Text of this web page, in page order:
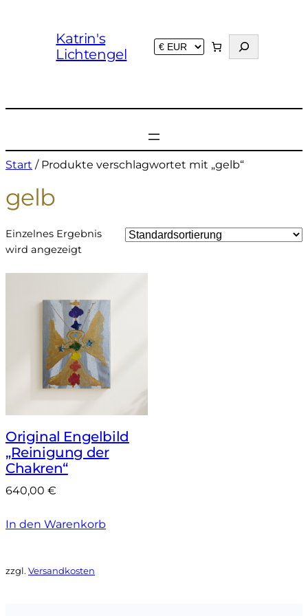
Katrin's
Lichtengel
u
Start / Produkte verschlagwortet mit „gelb“
gelb
Einzelnes Ergebnis
wird angezeigt
Original Engelbild
„Reinigung der
Chakren“
640,00 €
In den Warenkorb
zzgl. Versandkosten